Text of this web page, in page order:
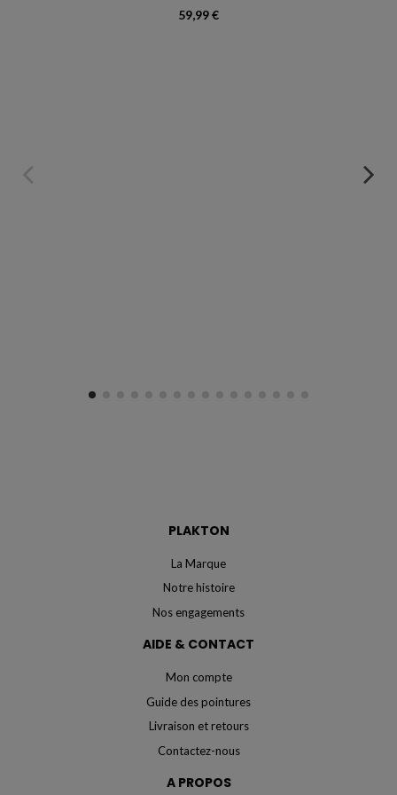
59,99 €
PLAKTON
La Marque
Notre histoire
Nos engagements
AIDE & CONTACT
Mon compte
Guide des pointures
Livraison et retours
Contactez-nous
A PROPOS